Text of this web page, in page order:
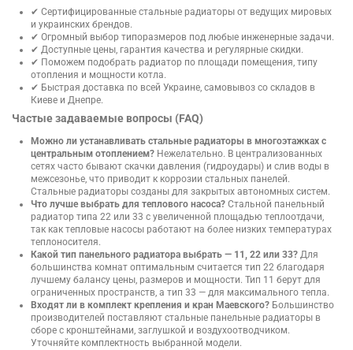
✔ Сертифицированные стальные радиаторы от ведущих мировых
и украинских брендов.
✔ Огромный выбор типоразмеров под любые инженерные задачи.
✔ Доступные цены, гарантия качества и регулярные скидки.
✔ Поможем подобрать радиатор по площади помещения, типу
отопления и мощности котла.
✔ Быстрая доставка по всей Украине, самовывоз со складов в
Киеве и Днепре.
Частые задаваемые вопросы (FAQ)
Можно ли устанавливать стальные радиаторы в многоэтажках с
центральным отоплением? Нежелательно. В централизованных
сетях часто бывают скачки давления (гидроудары) и слив воды в
межсезонье, что приводит к коррозии стальных панелей.
Стальные радиаторы созданы для закрытых автономных систем.
Что лучше выбрать для теплового насоса? Стальной панельный
радиатор типа 22 или 33 с увеличенной площадью теплоотдачи,
так как тепловые насосы работают на более низких температурах
теплоносителя.
Какой тип панельного радиатора выбрать — 11, 22 или 33? Для
большинства комнат оптимальным считается тип 22 благодаря
лучшему балансу цены, размеров и мощности. Тип 11 берут для
ограниченных пространств, а тип 33 — для максимального тепла.
Входят ли в комплект крепления и кран Маевского? Большинство
производителей поставляют стальные панельные радиаторы в
сборе с кронштейнами, заглушкой и воздухоотводчиком.
Уточняйте комплектность выбранной модели.